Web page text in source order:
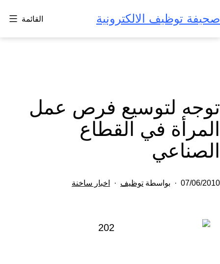
إلى
المحتوى
صحيفة توظيف الالكترونية القائمة
توجه لتوسيع فرص عمل
المرأة في القطاع
الصناعي
تم
07/06/2010 بواسطة توظيف
مصنف
اخبار ساخنة